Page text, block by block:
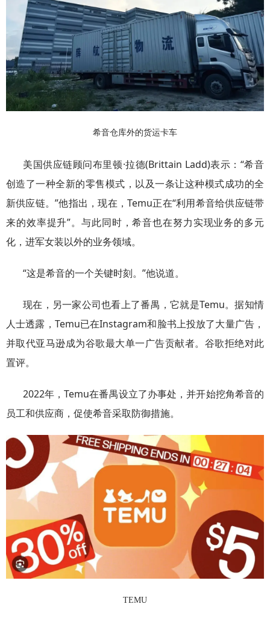
希音仓库外的货运卡车
美国供应链顾问布里顿·拉德(Brittain Ladd)表示：“希音
创造了一种全新的零售模式，以及一条让这种模式成功的全
新供应链。”他指出，现在，Temu正在“利用希音给供应链带
来的效率提升”。与此同时，希音也在努力实现业务的多元
化，进军女装以外的业务领域。
“这是希音的一个关键时刻。”他说道。
现在，另一家公司也看上了番禺，它就是Temu。据知情
人士透露，Temu已在Instagram和脸书上投放了大量广告，
并取代亚马逊成为谷歌最大单一广告贡献者。谷歌拒绝对此
置评。
2022年，Temu在番禺设立了办事处，并开始挖角希音的
员工和供应商，促使希音采取防御措施。
TEMU